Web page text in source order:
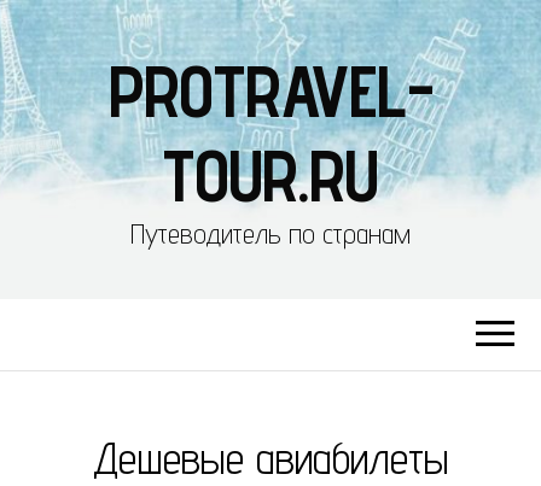
PROTRAVEL-
TOUR.RU
Путеводитель по странам
Дешевые авиабилеты